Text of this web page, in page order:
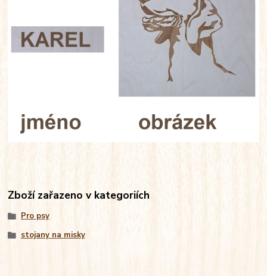
Zboží zařazeno v kategoriích
Pro psy
stojany na misky